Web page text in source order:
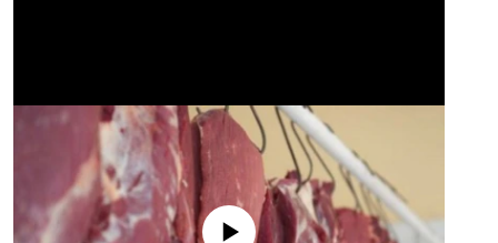
No media source currently available